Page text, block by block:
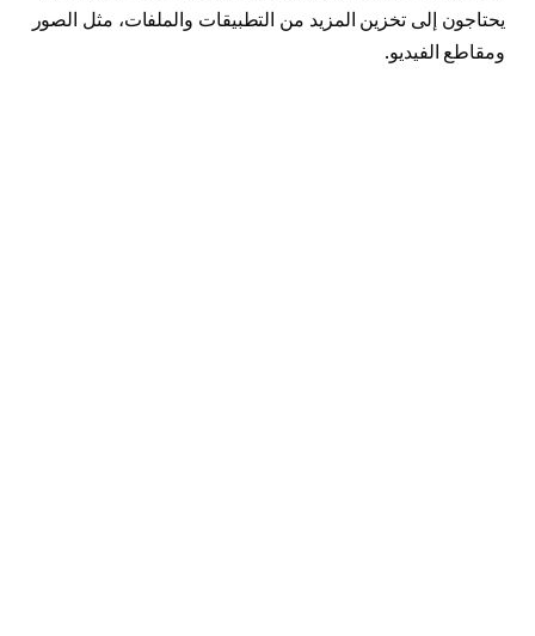
يحتاجون إلى تخزين المزيد من التطبيقات والملفات، مثل الصور
ومقاطع الفيديو.